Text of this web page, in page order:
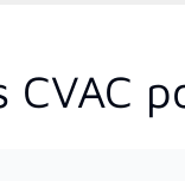
CVAC